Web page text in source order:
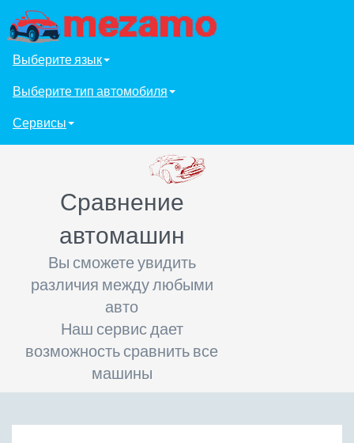
Выберите язык
Выберите тип автомобиля
Сервисы
Сравнение
автомашин
Вы сможете увидить
различия между любыми
авто
Наш сервис дает
возможность сравнить все
машины